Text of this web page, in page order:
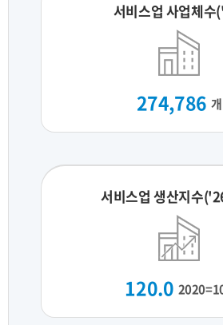
서비스업 사업체
274,786 개
서비스업 생산지수
120.0